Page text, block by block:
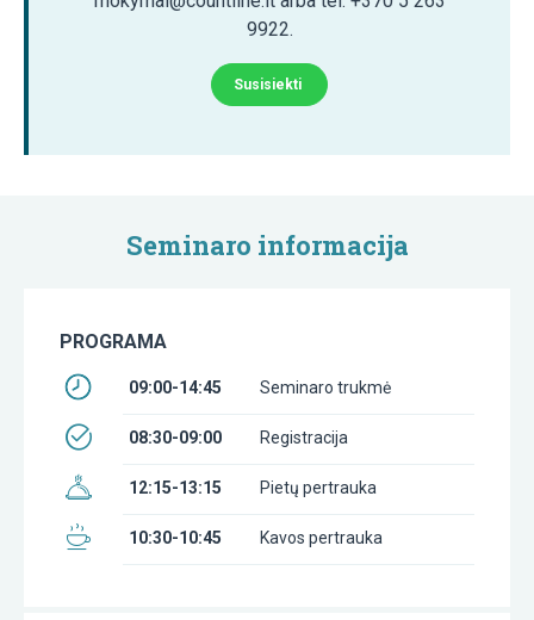
9922.
Susisiekti
Seminaro informacija
PROGRAMA
09:00-14:45 Seminaro trukmė
08:30-09:00 Registracija
12:15-13:15 Pietų pertrauka
10:30-10:45 Kavos pertrauka